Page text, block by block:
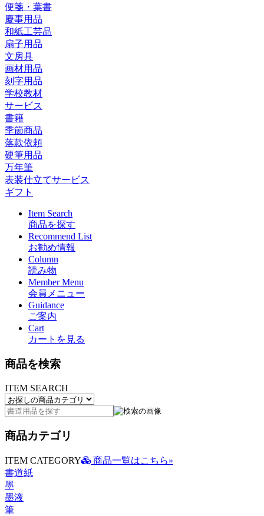
便箋・葉書
慶事用品
和紙工芸品
扇子用品
文房具
画材用品
刻字用品
学校教材
サービス
書籍
季節商品
落款依頼
硬筆用品
万年筆
表装仕立てサービス
ギフト
Item Search
商品を探す
Recommend List
お勧め情報
Column
読み物
Member Menu
会員メニュー
Guidance
ご案内
Cart
カートを見る
商品を検索
ITEM SEARCH
商品カテゴリ
ITEM CATEGORY
商品一覧はこちら»
書道紙
墨
墨液
筆